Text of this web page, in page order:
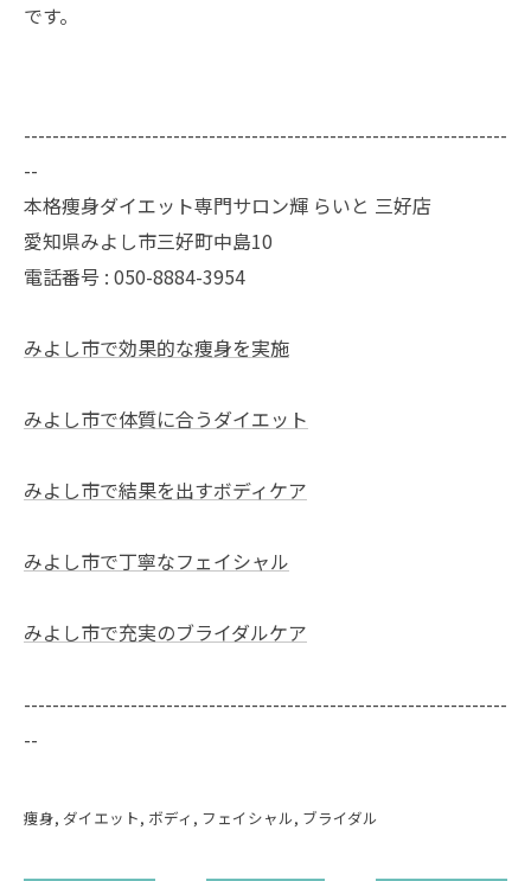
です。
--------------------------------------------------------------------
--
本格痩身ダイエット専門サロン輝 らいと 三好店
愛知県みよし市三好町中島10
電話番号 : 050-8884-3954
みよし市で効果的な痩身を実施
みよし市で体質に合うダイエット
みよし市で結果を出すボディケア
みよし市で丁寧なフェイシャル
みよし市で充実のブライダルケア
--------------------------------------------------------------------
--
痩身 ダイエット ボディ フェイシャル ブライダル